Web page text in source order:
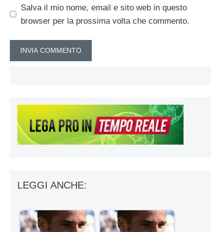
Salva il mio nome, email e sito web in questo
browser per la prossima volta che commento.
LEGGI ANCHE: